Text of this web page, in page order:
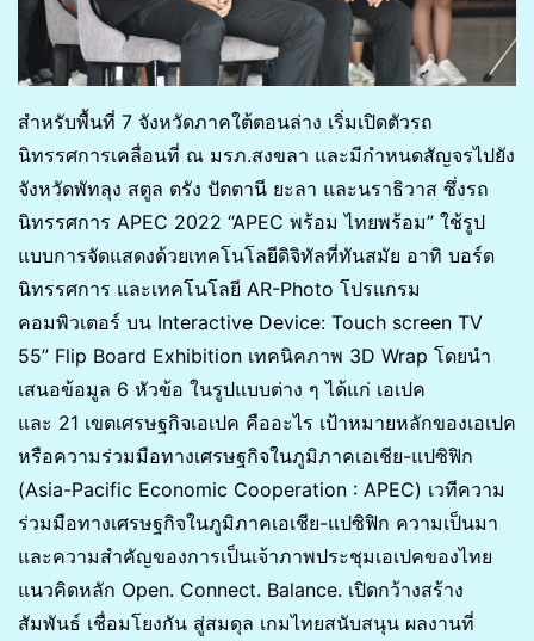
สำหรับพื้นที่ 7 จังหวัดภาคใต้ตอนล่าง เริ่มเปิดตัวรถ
นิทรรศการเคลื่อนที่ ณ มรภ.สงขลา และมีกำหนดสัญจรไปยัง
จังหวัดพัทลุง สตูล ตรัง ปัตตานี ยะลา และนราธิวาส ซึ่งรถ
นิทรรศการ APEC 2022 “APEC พร้อม ไทยพร้อม” ใช้รูป
แบบการจัดแสดงด้วยเทคโนโลยีดิจิทัลที่ทันสมัย อาทิ บอร์ด
นิทรรศการ และเทคโนโลยี AR-Photo โปรแกรม
คอมพิวเตอร์ บน Interactive Device: Touch screen TV
55” Flip Board Exhibition เทคนิคภาพ 3D Wrap โดยนำ
เสนอข้อมูล 6 หัวข้อ ในรูปแบบต่าง ๆ ได้แก่ เอเปค
และ 21 เขตเศรษฐกิจเอเปค คืออะไร เป้าหมายหลักของเอเปค
หรือความร่วมมือทางเศรษฐกิจในภูมิภาคเอเชีย-แปซิฟิก
(Asia-Pacific Economic Cooperation : APEC) เวทีความ
ร่วมมือทางเศรษฐกิจในภูมิภาคเอเชีย-แปซิฟิก ความเป็นมา
และความสำคัญของการเป็นเจ้าภาพประชุมเอเปคของไทย
แนวคิดหลัก Open. Connect. Balance. เปิดกว้างสร้าง
สัมพันธ์ เชื่อมโยงกัน สู่สมดุล เกมไทยสนับสนุน ผลงานที่